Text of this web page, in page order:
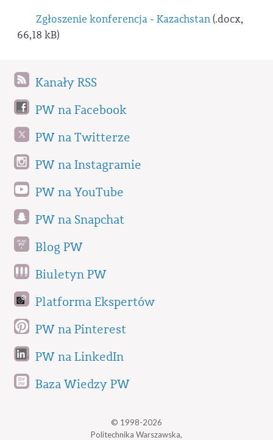
Zgłoszenie konferencja - Kazachstan(.docx,
66,18 kB)
Kanały RSS
PW na Facebook
PW na Twitterze
PW na Instagramie
PW na YouTube
PW na Snapchat
Blog PW
Biuletyn PW
Platforma Ekspertów
PW na Pinterest
PW na LinkedIn
Baza Wiedzy PW
© 1998-2026
Politechnika Warszawska,